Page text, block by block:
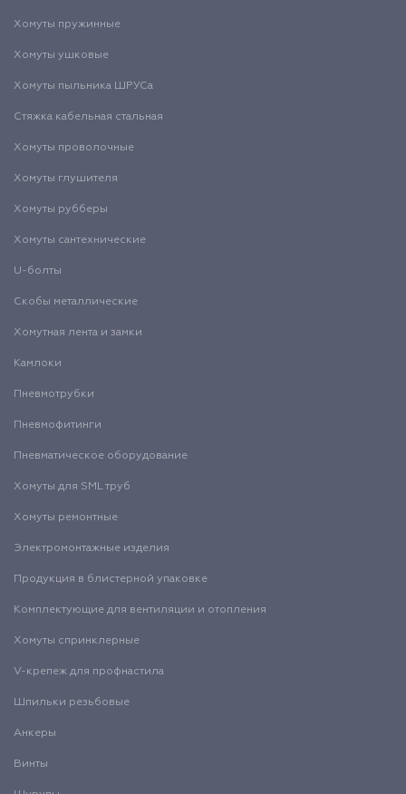
Хомуты пружинные
Хомуты ушковые
Хомуты пыльника ШРУСа
Стяжка кабельная стальная
Хомуты проволочные
Хомуты глушителя
Хомуты рубберы
Хомуты сантехнические
U-болты
Скобы металлические
Хомутная лента и замки
Камлоки
Пневмотрубки
Пневмофитинги
Пневматическое оборудование
Хомуты для SML труб
Хомуты ремонтные
Электромонтажные изделия
Продукция в блистерной упаковке
Комплектующие для вентиляции и отопления
Хомуты спринклерные
V-крепеж для профнастила
Шпильки резьбовые
Анкеры
Винты